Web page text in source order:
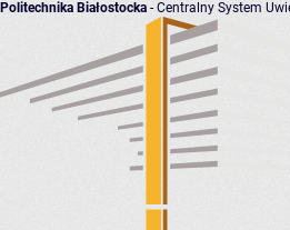
Politechnika Białostocka - Centralny System